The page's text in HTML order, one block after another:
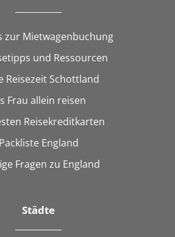
zur Mietwagenbuchung
und Ressourcen
Reisezeit Schottland
Frau allein reisen
Reisekreditkarten
Packliste England
Fragen zu England
Städte